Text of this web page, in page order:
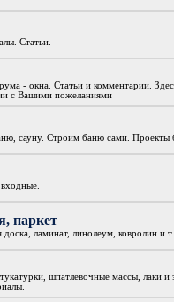
Статьи.
- окна. Статьи и комментарии.
с Вашими пожеланиями
сауну. Строим баню сами. Проекты
паркет
ламинат, линолеум, ковролин и
шпатлевочные массы, лаки и